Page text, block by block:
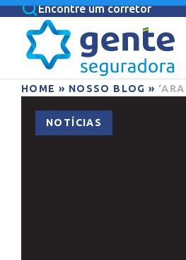
Encontre um corretor
HOME » NOSSO BLOG »
NOTÍCIAS